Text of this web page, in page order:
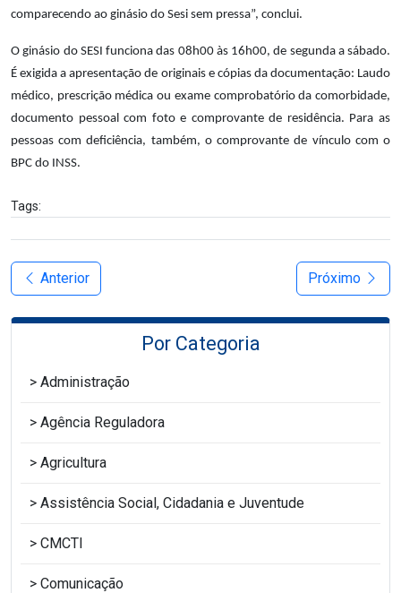
comparecendo ao ginásio do Sesi sem pressa”, conclui.
O ginásio do SESI funciona das 08h00 às 16h00, de segunda a sábado.
É exigida a apresentação de originais e cópias da documentação: Laudo
médico, prescrição médica ou exame comprobatório da comorbidade,
documento pessoal com foto e comprovante de residência. Para as
pessoas com deficiência, também, o comprovante de vínculo com o
BPC do INSS.
Tags:
Anterior Próximo
Por Categoria
Administração
Agência Reguladora
Agricultura
Assistência Social, Cidadania e Juventude
CMCTI
Comunicação